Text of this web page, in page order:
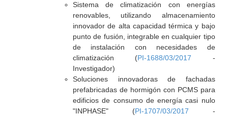
Sistema de climatización con energías
renovables, utilizando almacenamiento
innovador de alta capacidad térmica y bajo
punto de fusión, integrable en cualquier tipo
de instalación con necesidades de
climatización (PI-1688/03/2017 -
Investigador)
Soluciones innovadoras de fachadas
prefabricadas de hormigón con PCMS para
edificios de consumo de energía casi nulo
"INPHASE" (PI-1707/03/2017 -